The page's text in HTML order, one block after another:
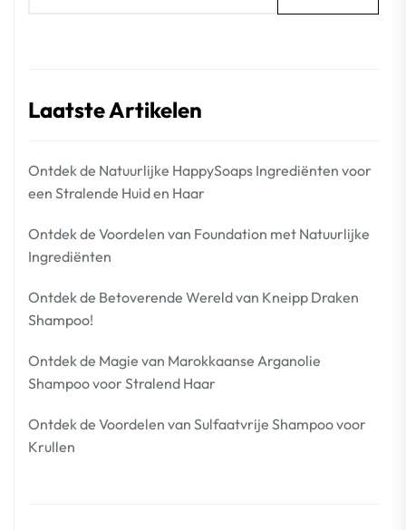
Laatste Artikelen
Ontdek de Natuurlijke HappySoaps Ingrediënten voor
een Stralende Huid en Haar
Ontdek de Voordelen van Foundation met Natuurlijke
Ingrediënten
Ontdek de Betoverende Wereld van Kneipp Draken
Shampoo!
Ontdek de Magie van Marokkaanse Arganolie
Shampoo voor Stralend Haar
Ontdek de Voordelen van Sulfaatvrije Shampoo voor
Krullen